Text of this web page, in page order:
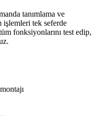
tanımlama ve
işlemleri tek seferde
fonksiyonlarını test edip,